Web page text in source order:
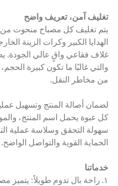
تغليف آمن، تعريف واضح
الهدايا الكبير وكرات الزينة
غلاف فقاعي واقٍ عالي الجودة.
والتي غالبًا ما تكون كبيرة
من مخاطر النقل.
لضمان أصالة المنتج وتسهيل
كل عبوة يحمل اسم المنتج،
سهولة التحقق وسلاسة عملية
الحماية القوية والتواصل الواضح.
خدماتنا